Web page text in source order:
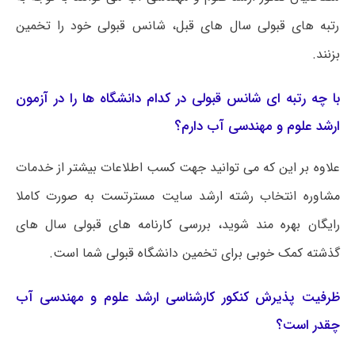
رتبه های قبولی سال های قبل، شانس قبولی خود را تخمین
بزنند.
با چه رتبه ای شانس قبولی در کدام دانشگاه ها را در آزمون
ارشد علوم و مهندسی آب دارم؟
علاوه بر این که می توانید جهت کسب اطلاعات بیشتر از خدمات
مشاوره انتخاب رشته ارشد سایت مسترتست به صورت کاملا
رایگان بهره مند شوید، بررسی کارنامه های قبولی سال های
گذشته کمک خوبی برای تخمین دانشگاه قبولی شما است.
ظرفیت پذیرش کنکور کارشناسی ارشد علوم و مهندسی آب
چقدر است؟